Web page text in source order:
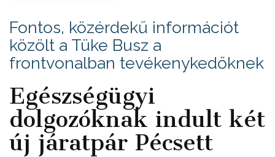
Fontos, közérdekű információt
közölt a Tüke Busz a
frontvonalban tevékenykedőknek
Egészségügyi
dolgozóknak indult két
új járatpár Pécsett